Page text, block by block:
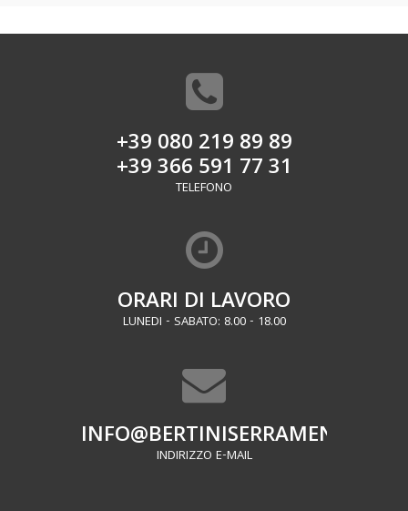
+39 080 219 89 89
+39 366 591 77 31
TELEFONO
ORARI DI LAVORO
LUNEDI - SABATO: 8.00 - 18.00
INFO@BERTINISERRAMENTI.IT
INDIRIZZO E-MAIL